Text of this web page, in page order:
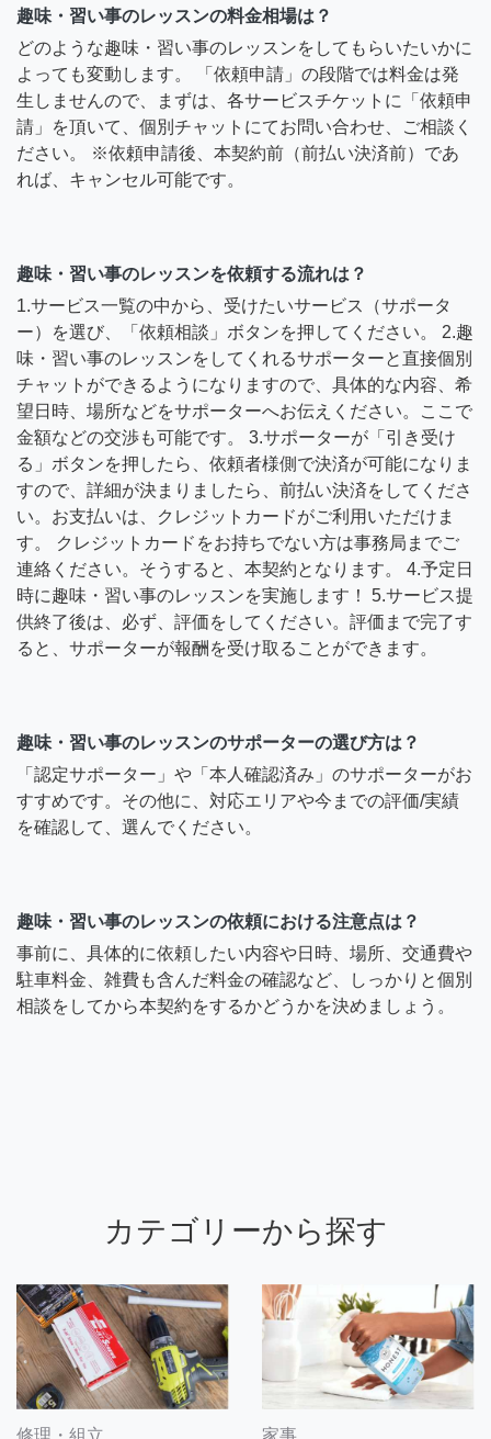
趣味・習い事のレッスンの料金相場は？
どのような趣味・習い事のレッスンをしてもらいたいかに
よっても変動します。 「依頼申請」の段階では料金は発
生しませんので、まずは、各サービスチケットに「依頼申
請」を頂いて、個別チャットにてお問い合わせ、ご相談く
ださい。 ※依頼申請後、本契約前（前払い決済前）であ
れば、キャンセル可能です。
趣味・習い事のレッスンを依頼する流れは？
1.サービス一覧の中から、受けたいサービス（サポータ
ー）を選び、「依頼相談」ボタンを押してください。 2.趣
味・習い事のレッスンをしてくれるサポーターと直接個別
チャットができるようになりますので、具体的な内容、希
望日時、場所などをサポーターへお伝えください。ここで
金額などの交渉も可能です。 3.サポーターが「引き受け
る」ボタンを押したら、依頼者様側で決済が可能になりま
すので、詳細が決まりましたら、前払い決済をしてくださ
い。お支払いは、クレジットカードがご利用いただけま
す。 クレジットカードをお持ちでない方は事務局までご
連絡ください。そうすると、本契約となります。 4.予定日
時に趣味・習い事のレッスンを実施します！ 5.サービス提
供終了後は、必ず、評価をしてください。評価まで完了す
ると、サポーターが報酬を受け取ることができます。
趣味・習い事のレッスンのサポーターの選び方は？
「認定サポーター」や「本人確認済み」のサポーターがお
すすめです。その他に、対応エリアや今までの評価/実績
を確認して、選んでください。
趣味・習い事のレッスンの依頼における注意点は？
事前に、具体的に依頼したい内容や日時、場所、交通費や
駐車料金、雑費も含んだ料金の確認など、しっかりと個別
相談をしてから本契約をするかどうかを決めましょう。
カテゴリーから探す